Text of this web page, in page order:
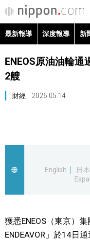
最新報導
視覺日本
最新報導 深度報導 新
ENEOS原油油輪
2艘
財經 2026.05.14
English
日
獲悉ENEOS（東京）
ENDEAVOR」於14日